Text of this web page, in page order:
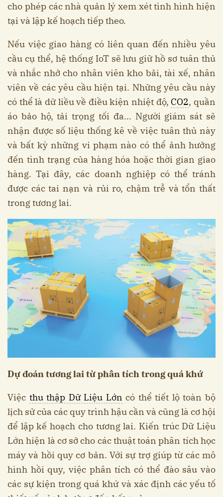
cho phép các nhà quản lý xem xét tình hình hiện
tại và lập kế hoạch tiếp theo.
Nếu việc giao hàng có liên quan đến nhiều yêu
cầu cụ thể, hệ thống IoT sẽ lưu giữ hồ sơ tuân thủ
và nhắc nhở cho nhân viên kho bãi, tài xế, nhân
viên về các yêu cầu hiện tại. Những yêu cầu này
có thể là dữ liều về điều kiện nhiệt độ, CO2, quần
áo bảo hộ, tải trọng tối đa... Người giám sát sẽ
nhận được số liệu thống kê về việc tuân thủ này
và bất kỳ những vi phạm nào có thể ảnh hưởng
đến tình trạng của hàng hóa hoặc thời gian giao
hàng. Tại đây, các doanh nghiệp có thể tránh
được các tai nạn và rủi ro, chậm trễ và tổn thất
trong tương lai.
Dự đoán tương lai từ phân tích trong quá khứ
Việc thu thập Dữ Liệu Lớn có thể tiết lộ toàn bộ
lịch sử của các quy trình hậu cần và cũng là cơ hội
để lập kế hoạch cho tương lai. Kiến trúc Dữ Liệu
Lớn hiện là cơ sở cho các thuật toán phân tích học
máy và hồi quy cơ bản. Với sự trợ giúp từ các mô
hình hồi quy, việc phân tích có thể đào sâu vào
các sự kiện trong quá khứ và xác định các yếu tố